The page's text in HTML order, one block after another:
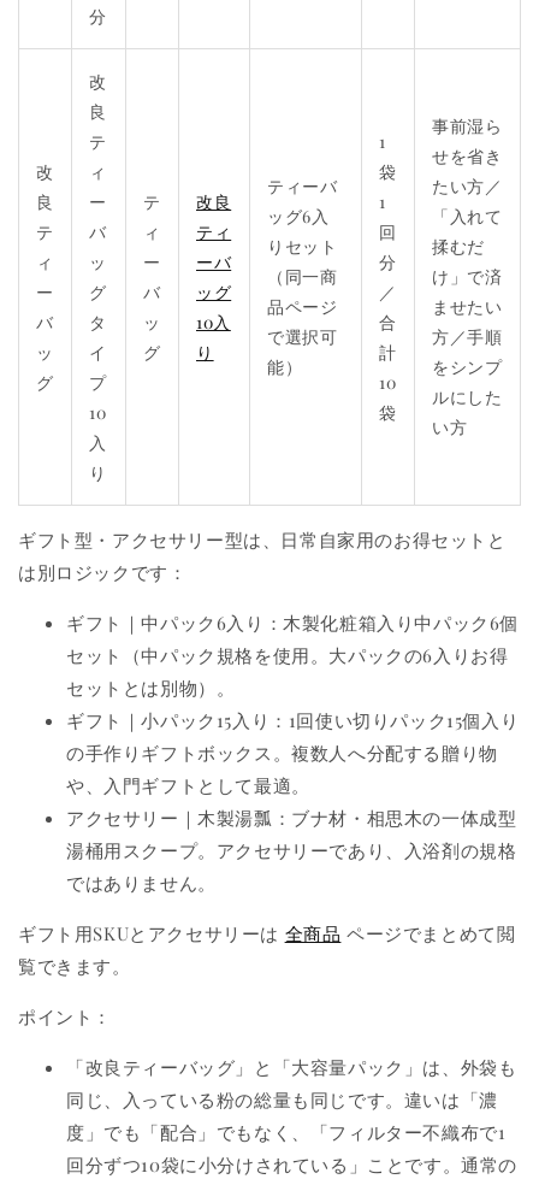
分
改
良
テ
ィ
ー
バ
ッ
グ
改
良
テ
ィ
ー
バ
ッ
グ
タ
イ
プ
10
入
り
テ
ィ
ー
バ
ッ
グ
改良
ティ
ーバ
ッグ
10入
り
ティーバ
ッグ6入
りセット
（同一商
品ページ
で選択可
能）
1
袋
1
回
分
／
合
計
10
袋
事前湿ら
せを省き
たい方／
「入れて
揉むだ
け」で済
ませたい
方／手順
をシンプ
ルにした
い方
ギフト型・アクセサリー型は、日常自家用のお得セットと
は別ロジックです：
ギフト｜中パック6入り：木製化粧箱入り中パック6個
セット（中パック規格を使用。大パックの6入りお得
セットとは別物）。
ギフト｜小パック15入り：1回使い切りパック15個入り
の手作りギフトボックス。複数人へ分配する贈り物
や、入門ギフトとして最適。
アクセサリー｜木製湯瓢：ブナ材・相思木の一体成型
湯桶用スクープ。アクセサリーであり、入浴剤の規格
ではありません。
ギフト用SKUとアクセサリーは 全商品 ページでまとめて閲
覧できます。
ポイント：
「改良ティーバッグ」と「大容量パック」は、外袋も
同じ、入っている粉の総量も同じです。違いは「濃
度」でも「配合」でもなく、「フィルター不織布で1
回分ずつ10袋に小分けされている」ことです。通常の